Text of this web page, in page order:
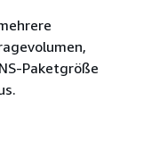
Paketgröße